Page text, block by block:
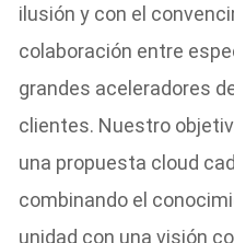
ilusión y con el
colaboración entre
grandes aceleradores
clientes. Nuestro
una propuesta cloud
combinando el
unidad con una visión